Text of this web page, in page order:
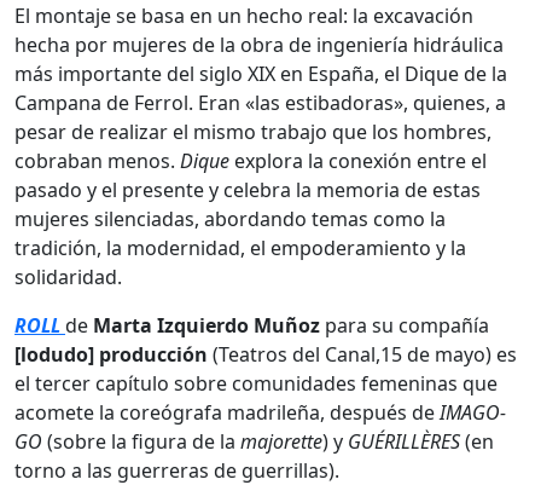
El montaje se basa en un hecho real: la excavación
hecha por mujeres de la obra de ingeniería hidráulica
más importante del siglo XIX en España, el Dique de la
Campana de Ferrol. Eran «las estibadoras», quienes, a
pesar de realizar el mismo trabajo que los hombres,
cobraban menos. Dique explora la conexión entre el
pasado y el presente y celebra la memoria de estas
mujeres silenciadas, abordando temas como la
tradición, la modernidad, el empoderamiento y la
solidaridad.
ROLLde Marta Izquierdo Muñoz para su compañía
[lodudo] producción (Teatros del Canal,15 de mayo) es
el tercer capítulo sobre comunidades femeninas que
acomete la coreógrafa madrileña, después deIMAGO-
GO (sobre la figura de la majorette) y GUÉRILLÈRES(en
torno a las guerreras de guerrillas).